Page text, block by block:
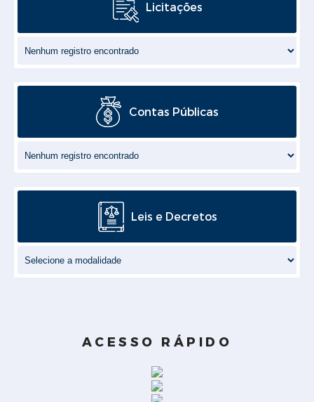
Licitações
Contas Públicas
Leis e Decretos
ACESSO RÁPIDO